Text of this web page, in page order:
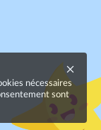
nécessaires
sont